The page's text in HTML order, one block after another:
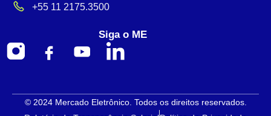
+55 11 2175.3500
Siga o ME
© 2024 Mercado Eletrônico. Todos os direitos reservados.